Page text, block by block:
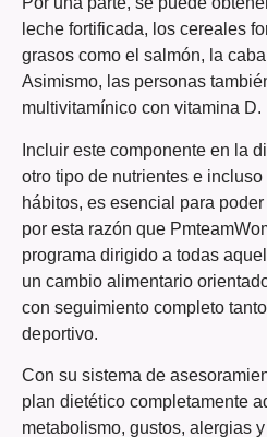
leche fortificada, los cereales
grasos como el salmón, la
Asimismo, las personas
multivitamínico con vitamina D.
Incluir este componente en la
otro tipo de nutrientes e
hábitos, es esencial para
por esta razón que
programa dirigido a todas
un cambio alimentario
con seguimiento completo
deportivo.
Con su sistema de
plan dietético completamente
metabolismo, gustos, alergias